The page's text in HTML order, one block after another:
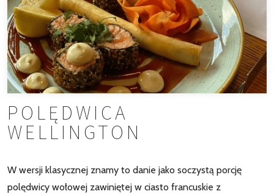
POLĘDWICA
WELLINGTON
W wersji klasycznej znamy to danie jako soczystą porcję
polędwicy wołowej zawiniętej w ciasto francuskie z